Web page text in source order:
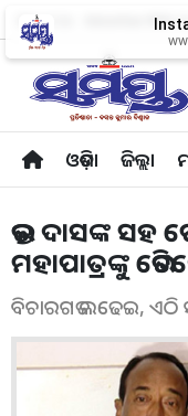
About Us Advertise With
ଓଡ଼ିଶା ଜିଲ୍ଲା
ଭକ୍ତ ଦାସଙ୍କ
ମହାପାତ୍ରଙ୍କୁ
ବିଚାରଗତ ଲଢେଇ, ଏଠି